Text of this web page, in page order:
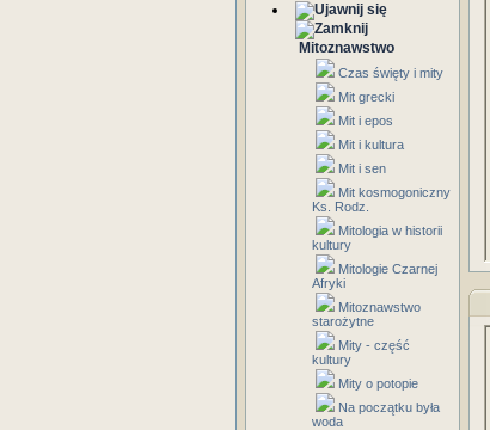
Mitoznawstwo
Czas święty i mity
Mit grecki
Mit i epos
Mit i kultura
Mit i sen
Mit kosmogoniczny
Ks. Rodz.
Mitologia w historii
kultury
Mitologie Czarnej
Afryki
Mitoznawstwo
starożytne
Mity - część
kultury
Mity o potopie
Na początku była
woda